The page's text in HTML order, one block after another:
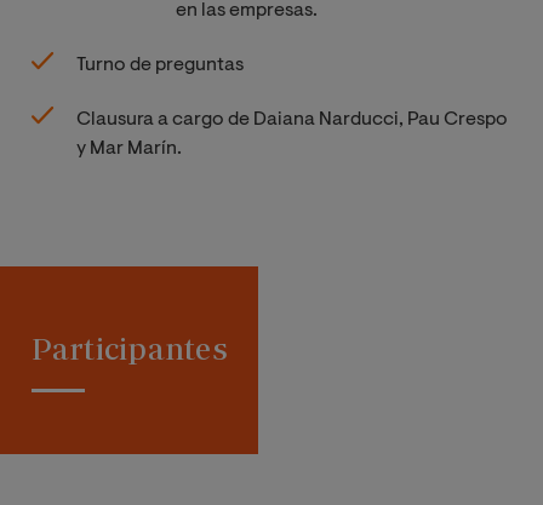
en las empresas.
Turno de preguntas
Clausura a cargo de Daiana Narducci, Pau Crespo
y Mar Marín.
Participantes